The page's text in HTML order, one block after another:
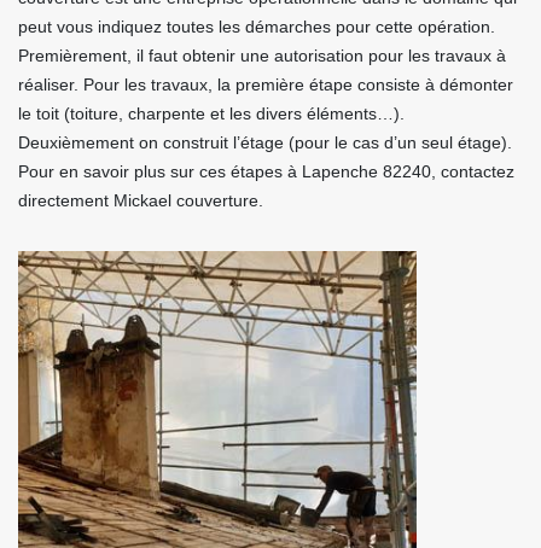
peut vous indiquez toutes les démarches pour cette opération.
Premièrement, il faut obtenir une autorisation pour les travaux à
réaliser. Pour les travaux, la première étape consiste à démonter
le toit (toiture, charpente et les divers éléments…).
Deuxièmement on construit l’étage (pour le cas d’un seul étage).
Pour en savoir plus sur ces étapes à Lapenche 82240, contactez
directement Mickael couverture.